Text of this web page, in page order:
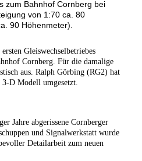
zum Bahnhof Cornberg bei
von 1:70 ca. 80
90 Höhenmeter).
Gleiswechselbetriebes
Cornberg. Für die damalige
aus. Ralph Görbing (RG2) hat
D Modell umgesetzt.
Jahre abgerissene Cornberger
und Signalwerkstatt wurde
Detailarbeit zum neuen